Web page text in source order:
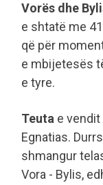
Vorës dhe
e shtatë me
që për
e mbijetesës
e tyre.
Teuta e
Egnatias.
shmangur
Vora - Bylis,